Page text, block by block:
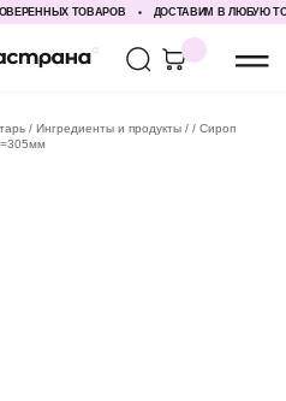
ТОВАРОВ ДОСТАВИМ В ЛЮБУЮ
Ингредиенты и продукты
Сироп